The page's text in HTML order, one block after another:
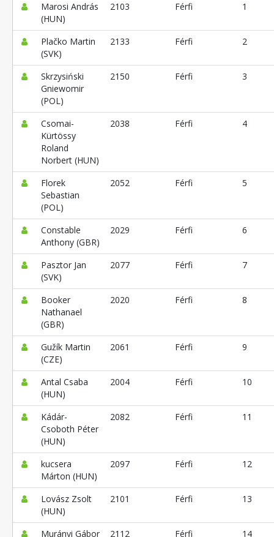
Marosi András
(HUN)
2103 Férfi 1
Plačko Martin
(SVK)
2133 Férfi 2
Skrzysiński
Gniewomir
(POL)
2150 Férfi 3
Csomai-
Kürtössy
Roland
Norbert (HUN)
2038 Férfi 4
Florek
Sebastian
(POL)
2052 Férfi 5
Constable
Anthony (GBR)
2029 Férfi 6
Pasztor Jan
(SVK)
2077 Férfi 7
Booker
Nathanael
(GBR)
2020 Férfi 8
Gužík Martin
(CZE)
2061 Férfi 9
Antal Csaba
(HUN)
2004 Férfi 10
Kádár-
Csoboth Péter
(HUN)
2082 Férfi 11
kucsera
Márton (HUN)
2097 Férfi 12
Lovász Zsolt
(HUN)
2101 Férfi 13
Murányi Gábor
2112 Férfi 14